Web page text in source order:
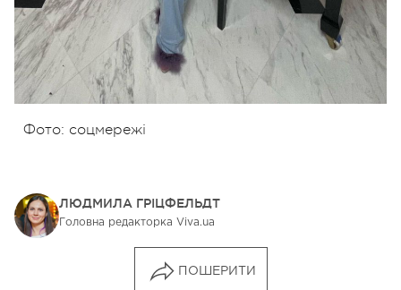
Фото: соцмережі
ЛЮДМИЛА ГРІЦФЕЛЬДТ
Головна редакторка Viva.ua
ПОШЕРИТИ